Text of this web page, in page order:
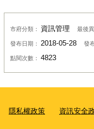
市府分類： 資訊管理 最後
發布日期： 2018-05-28 發
點閱次數： 4823
隱私權政策 資訊安全